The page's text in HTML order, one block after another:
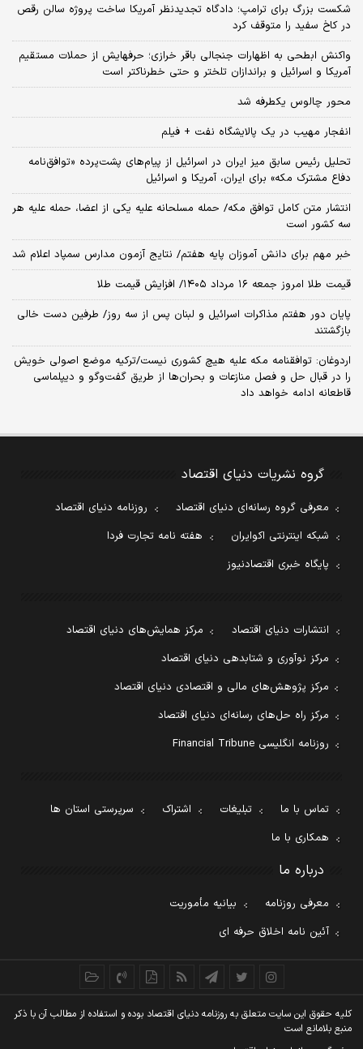
شکست بزرگ برای ترامپ؛ دادگاه تجدیدنظر آمریکا ساخت پروژه سالن رقص
در کاخ سفید را متوقف کرد
واکنش ابطحی به اظهارات جنجالی باقر خرازی؛ حرفهایش از حملات مستقیم
آمریکا و اسرائیل و براندازان تلختر و حتی خطرناکتر است
محور چالوس یکطرفه شد
انفجار مهیب در یک پالایشگاه نفت + فیلم
تحلیل رئیس سابق میز ایران در اسرائیل از پیام‌های پشت‌پرده «توافق‌نامه
دفاع مشترک مکه» برای ایران، آمریکا و اسرائیل
انتشار متن کامل توافق مکه/ حمله مسلحانه علیه یکی از اعضا، حمله علیه هر
سه کشور است
خبر مهم برای دانش آموزان پایه هفتم/ نتایج آزمون مدارس سمپاد اعلام شد
قیمت طلا امروز جمعه ۱۶ مرداد ۱۴۰۵/ افزایش قیمت طلا
پایان دور هفتم مذاکرات اسرائیل و لبنان پس از سه روز/ طرفین دست خالی
بازگشتند
اردوغان: توافقنامه مکه علیه هیچ کشوری نیست/ترکیه موضع اصولی خویش
را در قبال حل و فصل منازعات و بحران‌ها از طریق گفت‌وگو و دیپلماسی
قاطعانه ادامه خواهد داد
گروه نشریات دنیای اقتصاد
معرفی گروه رسانه‌ای دنیای اقتصاد
روزنامه دنیای اقتصاد
شبکه اینترنتی اکوایران
هفته نامه تجارت فردا
پایگاه خبری اقتصادنیوز
انتشارات دنیای اقتصاد
مرکز همایش‌های دنیای اقتصاد
مرکز نوآوری و شتابدهی دنیای اقتصاد
مرکز پژوهش‌های مالی و اقتصادی دنیای اقتصاد
مرکز راه حل‌های رسانه‌ای دنیای اقتصاد
روزنامه انگلیسی Financial Tribune
تماس با ما تبلیغات اشتراک
سرپرستی استان ها
همکاری با ما
درباره ما
معرفی روزنامه
بیانیه مأموریت
آئین نامه اخلاق حرفه ای
کليه حقوق اين سايت متعلق به روزنامه دنيای اقتصاد بوده و استفاده از مطالب آن با ذکر
منبع بلامانع است